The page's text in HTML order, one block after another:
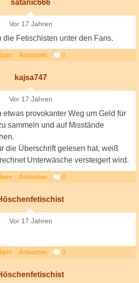
satanic666
Vor 17 Jahren
die Fetischisten unter den Fans.
Antworten 0
kajsa747
Vor 17 Jahren
etwas provokanter Weg um Geld für
sammeln und auf Misstände
die Überschrift gelesen hat, weiß
Unterwäsche versteigert wird.
Antworten 0
Vor 17 Jahren
Antworten 0